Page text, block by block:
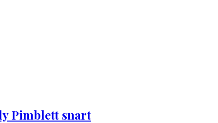
Pimblett snart